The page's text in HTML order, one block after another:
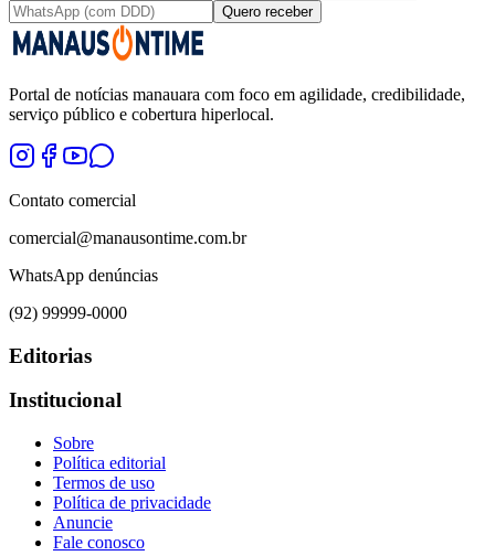
Quero receber
Portal de notícias manauara com foco em agilidade, credibilidade,
serviço público e cobertura hiperlocal.
Contato comercial
comercial@manausontime.com.br
WhatsApp denúncias
(92) 99999-0000
Editorias
Institucional
Sobre
Política editorial
Termos de uso
Política de privacidade
Anuncie
Fale conosco